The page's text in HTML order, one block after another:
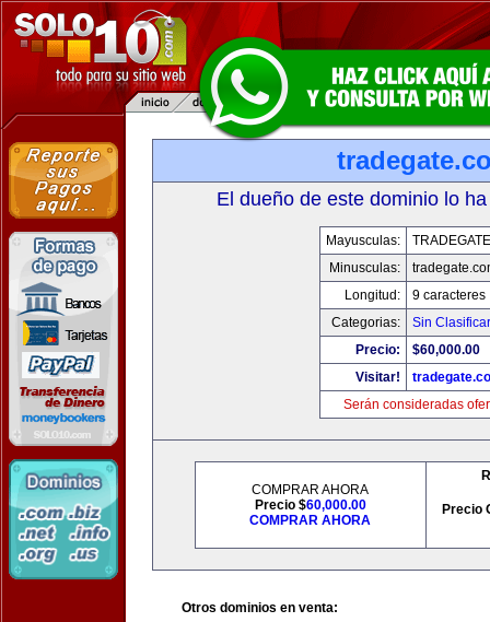
El dueño de este dominio lo
Mayusculas:
Minusculas:
Longitud:
9 caracteres
Categorias:
Sin Clasificar
Precio:
$60,000.00
Visitar!
Serán consideradas
COMPRAR AHORA
Precio $60,000.00
COMPRAR AHORA
Precio
Otros dominios en venta: